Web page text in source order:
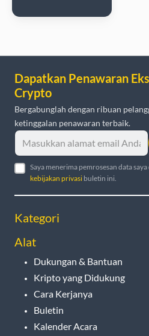
Dapatkan Penawaran
Crypto
Bergabunglah dengan ribuan
ketinggalan penawaran terbaik.
Saya menerima pemrosesan data
kebijakan privasi buletin ini.
Kategori
Alat
Dukungan & Bantuan
Kripto yang Didukung
Cara Kerjanya
Buletin
Kalender Acara